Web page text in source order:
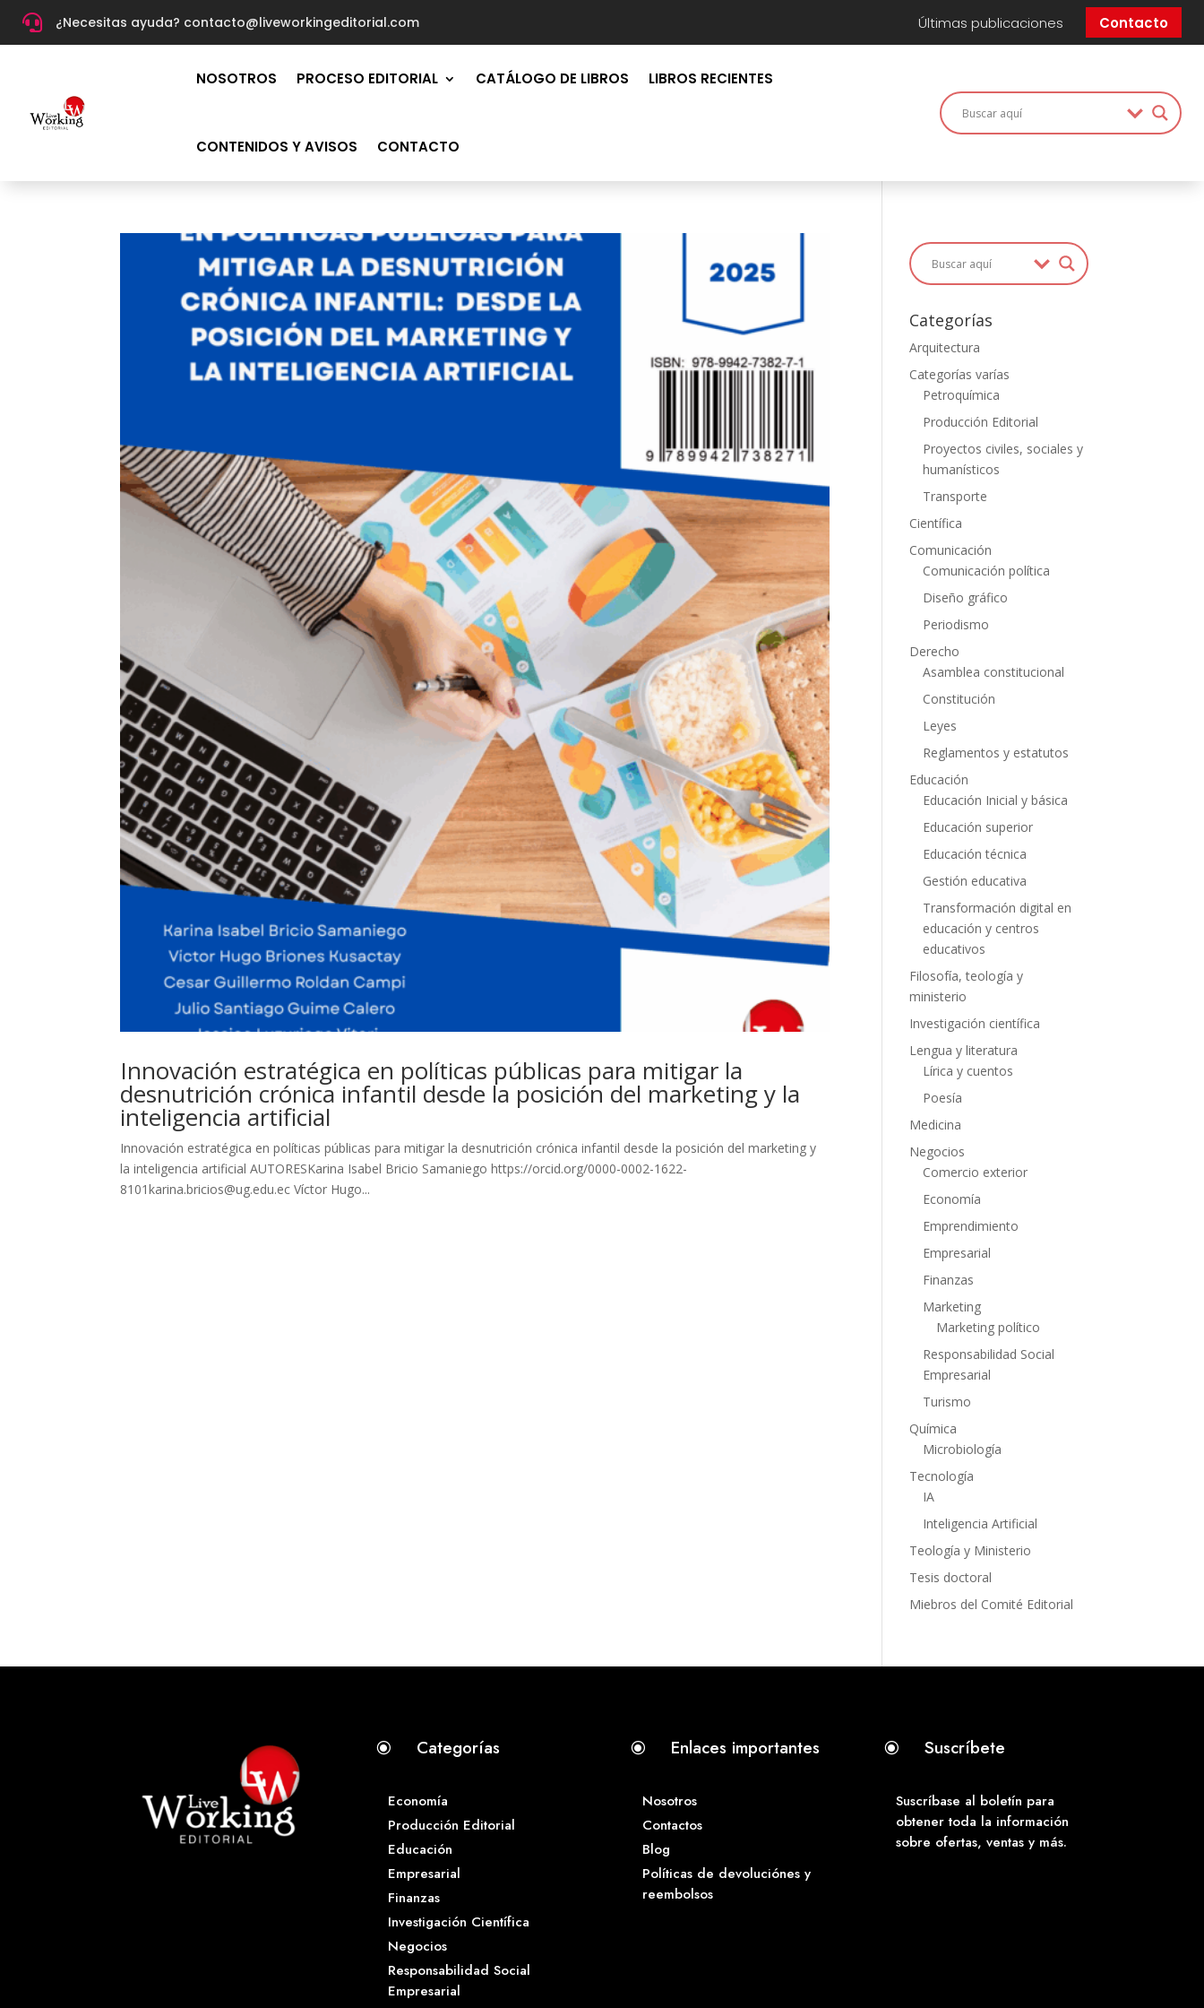
 ¿Necesitas ayuda? contacto@liveworkingeditorial.com Últimas publicaciones Contacto
NOSOTROS PROCESO EDITORIAL CATÁLOGO DE LIBROS LIBROS RECIENTES
CONTENIDOS Y AVISOS CONTACTO
Innovación estratégica en políticas públicas para mitigar la
desnutrición crónica infantil desde la posición del marketing y la
inteligencia artificial
Innovación estratégica en políticas públicas para mitigar la desnutrición crónica infantil desde la posición del marketing y
la inteligencia artificial AUTORESKarina Isabel Bricio Samaniego https://orcid.org/0000-0002-1622-
8101karina.bricios@ug.edu.ec Víctor Hugo...
Categorías
Arquitectura
Categorías varías
Petroquímica
Producción Editorial
Proyectos civiles, sociales y
humanísticos
Transporte
Científica
Comunicación
Comunicación política
Diseño gráfico
Periodismo
Derecho
Asamblea constitucional
Constitución
Leyes
Reglamentos y estatutos
Educación
Educación Inicial y básica
Educación superior
Educación técnica
Gestión educativa
Transformación digital en
educación y centros
educativos
Filosofía, teología y
ministerio
Investigación científica
Lengua y literatura
Lírica y cuentos
Poesía
Medicina
Negocios
Comercio exterior
Economía
Emprendimiento
Empresarial
Finanzas
Marketing
Marketing político
Responsabilidad Social
Empresarial
Turismo
Química
Microbiología
Tecnología
IA
Inteligencia Artificial
Teología y Ministerio
Tesis doctoral
Miebros del Comité Editorial
\ Categorías
Economía
Producción Editorial
Educación
Empresarial
Finanzas
Investigación Científica
Negocios
Responsabilidad Social
Empresarial
\ Enlaces importantes
Nosotros
Contactos
Blog
Políticas de devoluciónes y
reembolsos
\ Suscríbete
Suscríbase al boletín para
obtener toda la información
sobre ofertas, ventas y más.